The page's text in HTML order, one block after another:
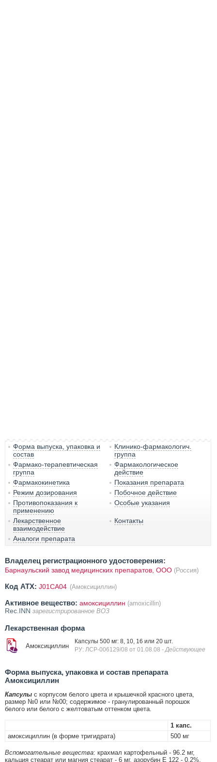
Форма выпуска, упаковка и
состав
Клинико-фармакологич.
группа
Фармако-терапевтическая
группа
Фармакологическое
действие
Фармакокинетика
Показания препарата
Режим дозирования
Побочное действие
Противопоказания к
применению
Особые указания
Лекарственное
взаимодействие
Контакты
Аналоги препарата
Владелец регистрационного удостоверения:
Барнаульский завод медицинских препаратов, ООО (Россия)
Код ATX: J01CA04 (Амоксициллин)
Активное вещество: амоксициллин (amoxicillin)
Rec.INN зарегистрированное ВОЗ
Лекарственная форма
Амоксициллин
Капсулы 500 мг: 8, 10, 16 или 20 шт.
РУ: ЛСР-006129/08 от 01.08.08 - Действующее
Форма выпуска, упаковка и состав препарата
Амоксициллин
Капсулы с корпусом белого цвета и крышечкой красного цвета,
размер №0 или №00; содержимое - гранулированный порошок
белого или белого с желтоватым оттенком цвета.
1 капс.
амоксициллин (в форме тригидрата)
500 мг
Вспомогательные вещества: крахмал картофельный - 96.2 мг,
кальция стеарат или магния стеарат - 6 мг, азорубин Е 122 - 0.2%,